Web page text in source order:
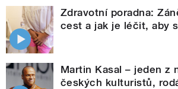
Zdravotní poradna:
cest a jak je léčit, aby
Martin Kasal – jeden z
českých kulturistů,